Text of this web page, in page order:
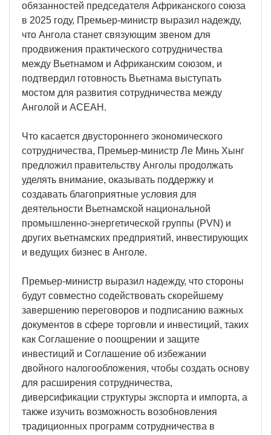
обязанностей председателя Африканского союза
в 2025 году, Премьер-министр выразил надежду,
что Ангола станет связующим звеном для
продвижения практического сотрудничества
между Вьетнамом и Африканским союзом, и
подтвердил готовность Вьетнама выступать
мостом для развития сотрудничества между
Анголой и АСЕАН.
Что касается двустороннего экономического
сотрудничества, Премьер-министр Ле Минь Хынг
предложил правительству Анголы продолжать
уделять внимание, оказывать поддержку и
создавать благоприятные условия для
деятельности Вьетнамской национальной
промышленно-энергетической группы (PVN) и
других вьетнамских предприятий, инвестирующих
и ведущих бизнес в Анголе.
Премьер-министр выразил надежду, что стороны
будут совместно содействовать скорейшему
завершению переговоров и подписанию важных
документов в сфере торговли и инвестиций, таких
как Соглашение о поощрении и защите
инвестиций и Соглашение об избежании
двойного налогообложения, чтобы создать основу
для расширения сотрудничества,
диверсификации структуры экспорта и импорта, а
также изучить возможность возобновления
традиционных программ сотрудничества в